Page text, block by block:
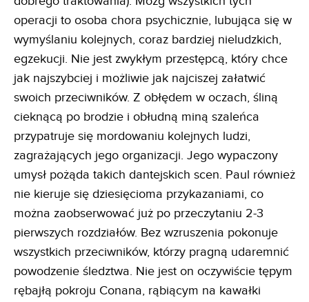
operacji to osoba chora psychicznie, lubująca się w
wymyślaniu kolejnych, coraz bardziej nieludzkich,
egzekucji. Nie jest zwykłym przestępcą, który chce
jak najszybciej i możliwie jak najciszej załatwić
swoich przeciwników. Z obłędem w oczach, śliną
cieknącą po brodzie i obłudną miną szaleńca
przypatruje się mordowaniu kolejnych ludzi,
zagrażających jego organizacji. Jego wypaczony
umysł pożąda takich dantejskich scen. Paul również
nie kieruje się dziesięcioma przykazaniami, co
można zaobserwować już po przeczytaniu 2-3
pierwszych rozdziałów. Bez wzruszenia pokonuje
wszystkich przeciwników, którzy pragną udaremnić
powodzenie śledztwa. Nie jest on oczywiście tępym
rębajłą pokroju Conana, rąbiącym na kawałki